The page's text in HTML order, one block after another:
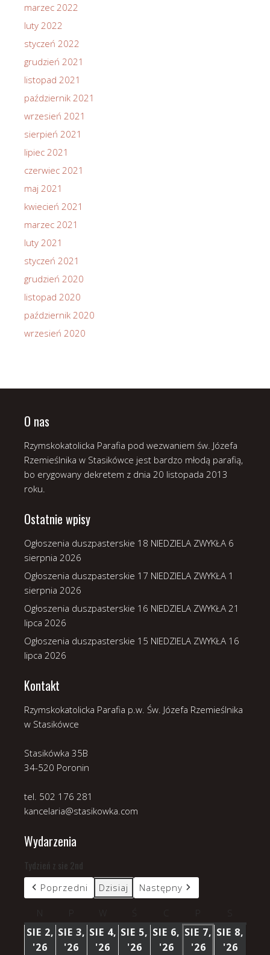
marzec 2022
luty 2022
styczeń 2022
grudzień 2021
listopad 2021
październik 2021
wrzesień 2021
sierpień 2021
lipiec 2021
czerwiec 2021
maj 2021
kwiecień 2021
marzec 2021
luty 2021
styczeń 2021
grudzień 2020
listopad 2020
październik 2020
wrzesień 2020
O nas
Rzymskokatolicka Parafia pod wezwaniem św. Józefa
Rzemieślnika w Stasikówce jest bardzo młodą parafią,
bo erygowany dekretem z dnia 20 listopada 2013
roku.
Ostatnie wpisy
Ogłoszenia duszpasterskie 18 NIEDZIELA ZWYKŁA 6
sierpnia 2026
Ogłoszenia duszpasterskie 17 NIEDZIELA ZWYKŁA 1
sierpnia 2026
Ogłoszenia duszpasterskie 16 NIEDZIELA ZWYKŁA 21
lipca 2026
Ogłoszenia duszpasterskie 15 NIEDZIELA ZWYKŁA 16
lipca 2026
Kontakt
Rzymskokatolicka Parafia p.w. Św. Józefa Rzemieślnika
w Stasikówce
Stasikówka 35B
34-520 Poronin
tel. 502 176 281
kancelaria@stasikowka.com
Wydarzenia
Tydzień z sie 2nd
Poprzedni Dzisiaj Następny
SIE 2,
'26
SIE 3,
'26
SIE 4,
'26
SIE 5,
'26
SIE 6,
'26
SIE 7,
'26
SIE 8,
'26